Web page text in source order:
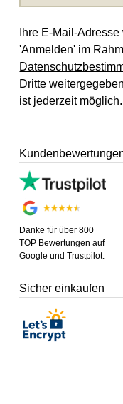
Ihre E-Mail-
'Anmelden' im
Dritte
ist jederzeit möglich.
Danke für über 800
TOP Bewertungen auf
Google und Trustpilot.
Sicher einkaufen